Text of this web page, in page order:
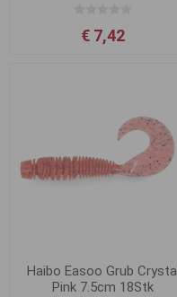
€ 7,42
Haibo Easoo Grub Crystal
Pink 7.5cm 18Stk